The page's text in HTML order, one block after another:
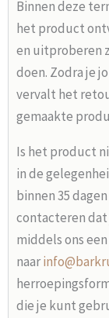
Binnen deze
het product
en uitproberen
doen. Zodra je
vervalt het
gemaakte
Is het product
in de
binnen 35
contacteren
middels ons
naar
die je kunt